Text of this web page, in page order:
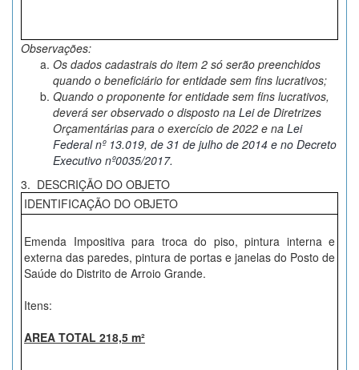
Observações:
Os dados cadastrais do item 2 só serão preenchidos
quando o beneficiário for entidade sem fins lucrativos;
Quando o proponente for entidade sem fins lucrativos,
deverá ser observado o disposto na Leide Diretrizes
Orçamentárias para o exercício de 2022 e na Lei
Federal nº 13.019, de 31 de julho de 2014 e no Decreto
Executivo nº0035/2017.
3. DESCRIÇÃO DO OBJETO
IDENTIFICAÇÃO DO OBJETO
Emenda Impositiva para troca do piso, pintura interna e
externa das paredes, pintura de portas e janelas do Posto de
Saúde do Distrito de Arroio Grande.
Itens:
AREA TOTAL 218,5 m²